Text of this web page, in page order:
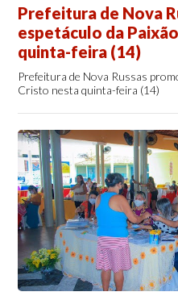
Prefeitura de Nova
espetáculo da
quinta-feira (14)
Prefeitura de Nova Russas
Cristo nesta quinta-feira (14)